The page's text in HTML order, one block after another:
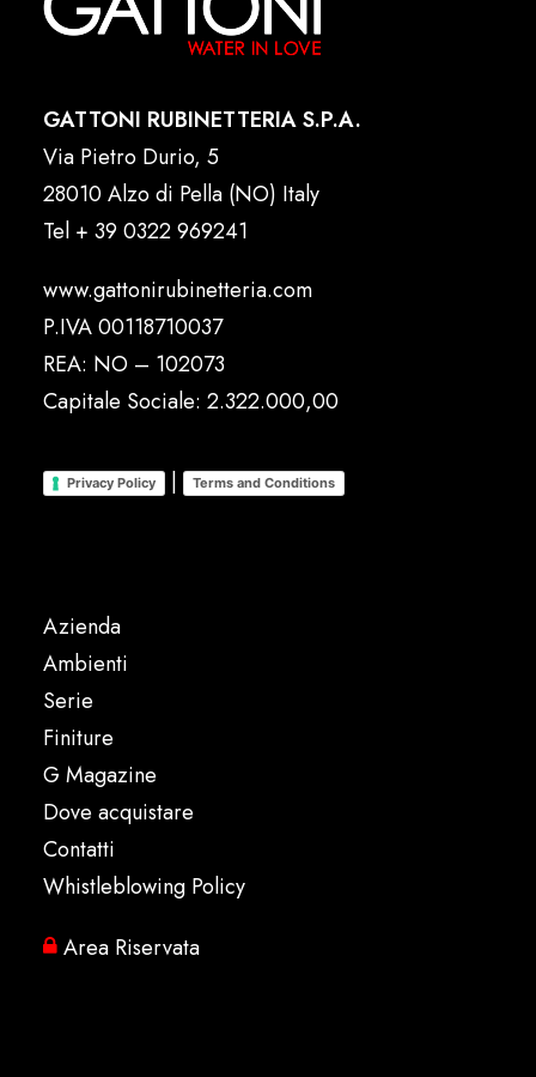
GATTONI RUBINETTERIA S.P.A.
Via Pietro Durio, 5
28010 Alzo di Pella (NO) Italy
Tel + 39 0322 969241
www.gattonirubinetteria.com
P.IVA 00118710037
REA: NO – 102073
Capitale Sociale: 2.322.000,00
Privacy Policy | Terms and Conditions
Azienda
Ambienti
Serie
Finiture
G Magazine
Dove acquistare
Contatti
Whistleblowing Policy
Area Riservata